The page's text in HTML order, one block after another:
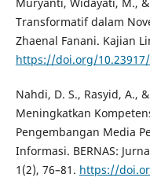
Transformatif dalam
Zhaenal Fanani. Kajian
https://doi.org/
Nahdi, D. S., Rasyid, A.,
Meningkatkan
Pengembangan Media
Informasi. BERNAS:
1(2), 76–81. https://